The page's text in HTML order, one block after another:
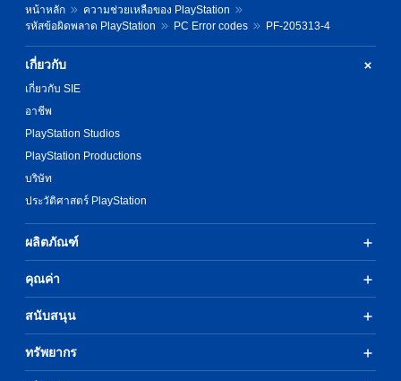
หน้าหลัก
ความช่วยเหลือของ PlayStation
รหัสข้อผิดพลาด PlayStation
PC Error codes PF-205313-4
เกี่ยวกับ
เกี่ยวกับ SIE
อาชีพ
PlayStation Studios
PlayStation Productions
บริษัท
ประวัติศาสตร์ PlayStation
ผลิตภัณฑ์
คุณค่า
สนับสนุน
ทรัพยากร